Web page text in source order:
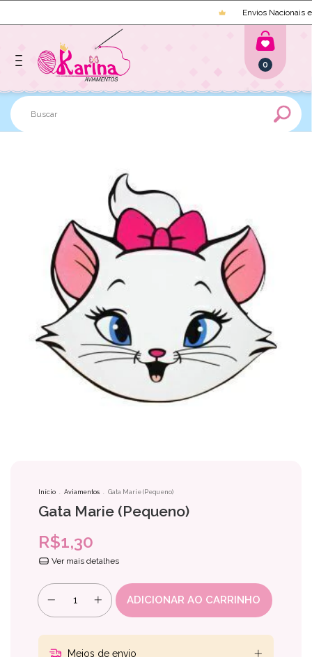
Envios Nacionais e
0
Início . Aviamentos . Gata Marie (Pequeno)
Gata Marie (Pequeno)
R$1,30
Ver mais detalhes
Meios de envio